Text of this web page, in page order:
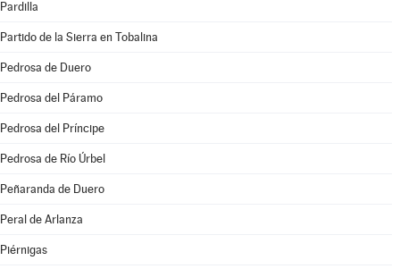
Pardilla
Partido de la Sierra en Tobalina
Pedrosa de Duero
Pedrosa del Páramo
Pedrosa del Príncipe
Pedrosa de Río Úrbel
Peñaranda de Duero
Peral de Arlanza
Piérnigas